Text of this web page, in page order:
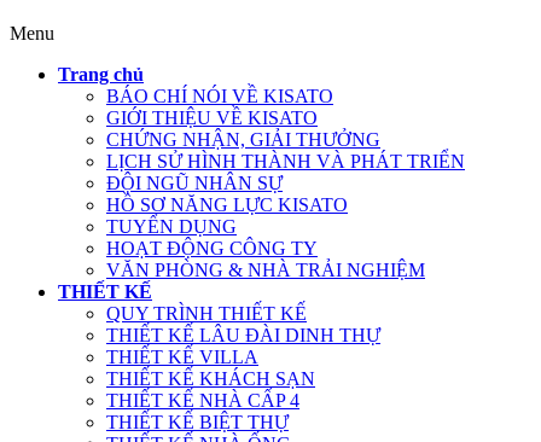
Menu
Trang chủ
BÁO CHÍ NÓI VỀ KISATO
GIỚI THIỆU VỀ KISATO
CHỨNG NHẬN, GIẢI THƯỞNG
LỊCH SỬ HÌNH THÀNH VÀ PHÁT TRIỂN
ĐỘI NGŨ NHÂN SỰ
HỒ SƠ NĂNG LỰC KISATO
TUYỂN DỤNG
HOẠT ĐỘNG CÔNG TY
VĂN PHÒNG & NHÀ TRẢI NGHIỆM
THIẾT KẾ
QUY TRÌNH THIẾT KẾ
THIẾT KẾ LÂU ĐÀI DINH THỰ
THIẾT KẾ VILLA
THIẾT KẾ KHÁCH SẠN
THIẾT KẾ NHÀ CẤP 4
THIẾT KẾ BIỆT THỰ